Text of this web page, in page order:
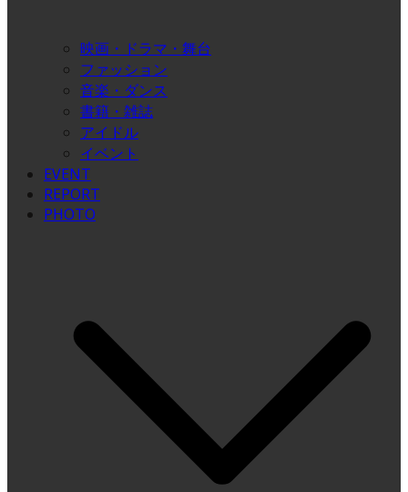
映画・ドラマ・舞台
ファッション
音楽・ダンス
書籍・雑誌
アイドル
イベント
EVENT
REPORT
PHOTO